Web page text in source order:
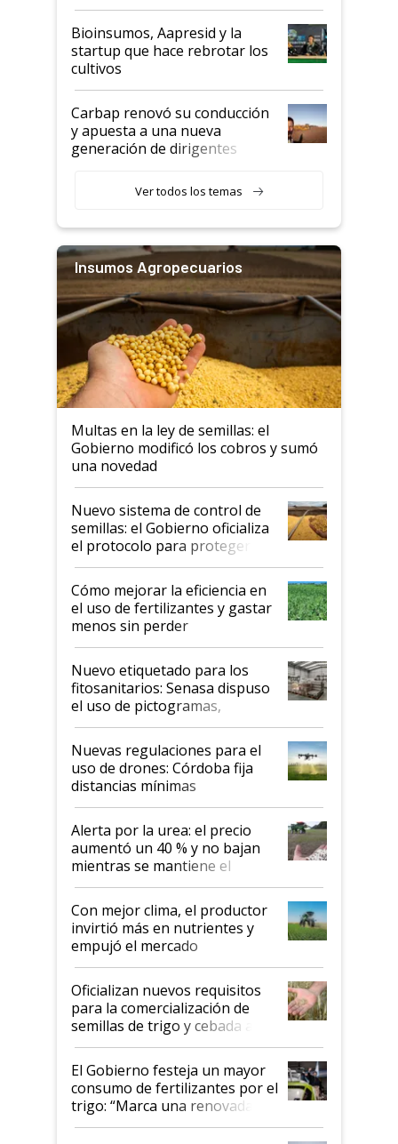
Bioinsumos, Aapresid y la
startup que hace rebrotar los
cultivos
Carbap renovó su conducción
y apuesta a una nueva
generación de dirigentes
Ver todos los temas
Insumos Agropecuarios
Multas en la ley de semillas: el
Gobierno modificó los cobros y sumó
una novedad
Nuevo sistema de control de
semillas: el Gobierno oficializa
el protocolo para proteger la
propiedad intelectual
Cómo mejorar la eficiencia en
el uso de fertilizantes y gastar
menos sin perder
productividad en la campaña
fina
Nuevo etiquetado para los
fitosanitarios: Senasa dispuso
el uso de pictogramas,
palabras de advertencia e
indicaciones
Nuevas regulaciones para el
uso de drones: Córdoba fija
distancias mínimas
Alerta por la urea: el precio
aumentó un 40 % y no bajan
mientras se mantiene el
conflicto en Medio Oriente
Con mejor clima, el productor
invirtió más en nutrientes y
empujó el mercado
Oficializan nuevos requisitos
para la comercialización de
semillas de trigo y cebada a
granel
El Gobierno festeja un mayor
consumo de fertilizantes por el
trigo: “Marca una renovada
confianza de los productores”